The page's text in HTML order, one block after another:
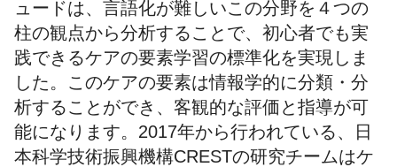
ュードは、言語化が難しいこの分野を４つの
柱の観点から分析することで、初心者でも実
践できるケアの要素学習の標準化を実現しま
した。このケアの要素は情報学的に分類・分
析することができ、客観的な評価と指導が可
能になります。2017年から行われている、日
本科学技術振興機構CRESTの研究チームはケ